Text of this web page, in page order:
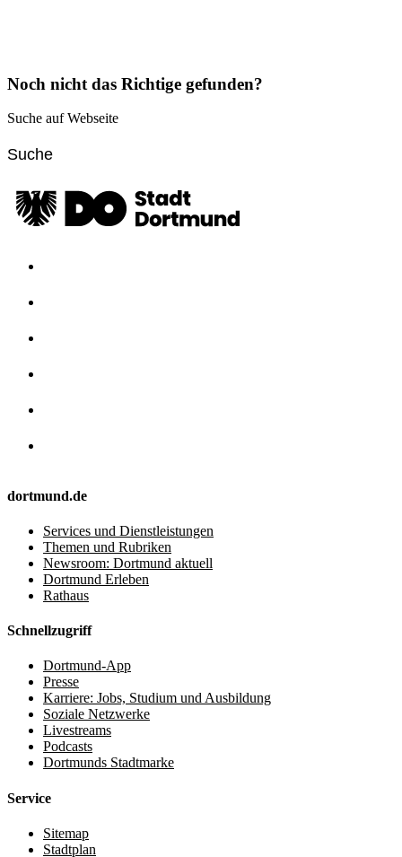
Noch nicht das Richtige gefunden?
Suche auf Webseite
dortmund.de
Services und Dienstleistungen
Themen und Rubriken
Newsroom: Dortmund aktuell
Dortmund Erleben
Rathaus
Schnellzugriff
Dortmund-App
Presse
Karriere: Jobs, Studium und Ausbildung
Soziale Netzwerke
Livestreams
Podcasts
Dortmunds Stadtmarke
Service
Sitemap
Stadtplan